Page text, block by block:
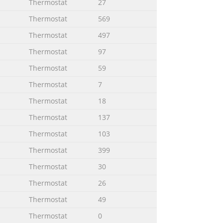
Push the excess wires back To
Secure the thermostat to the Press
reset opening. Remove it when the
Temperature Setting Start Time
21°C (70°F) Set to a comfortable
Thermostat
27
Thermostat
569
Thermostat
497
Thermostat
97
Thermostat
59
Thermostat
7
Thermostat
18
Thermostat
137
Thermostat
103
Thermostat
399
Thermostat
30
Thermostat
26
Thermostat
49
Thermostat 0